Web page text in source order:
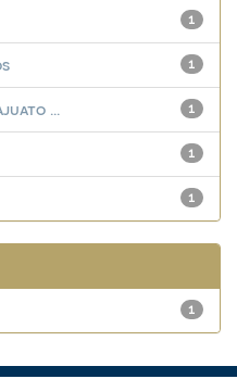
1
1
1
...
1
1
1